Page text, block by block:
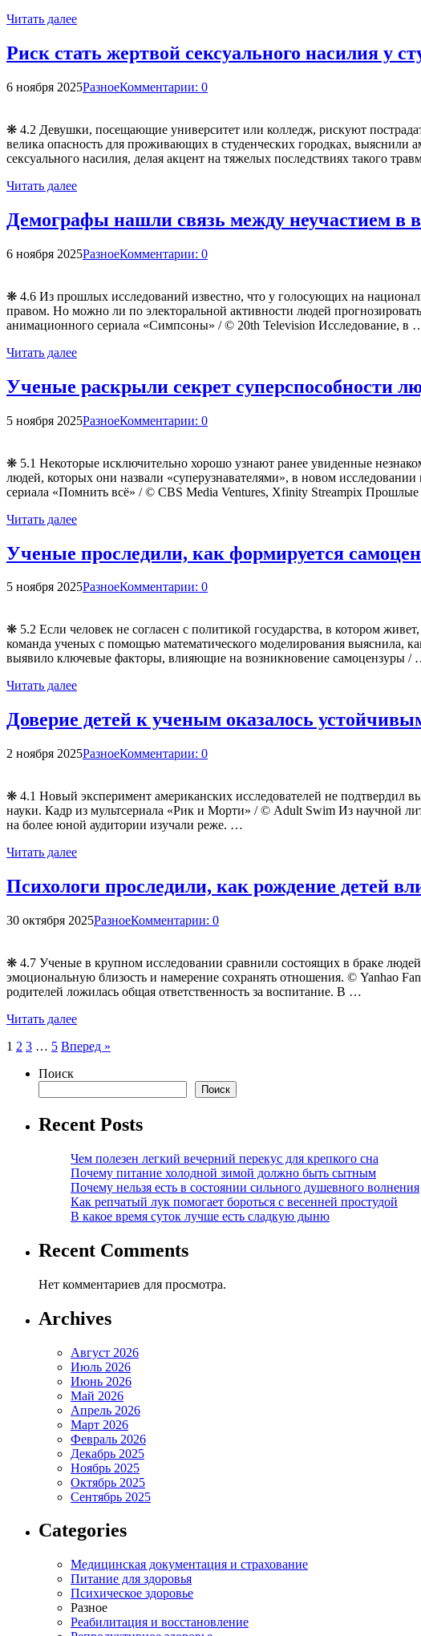
Читать далее
Риск стать жертвой сексуального насилия у
6 ноября 2025РазноеКомментарии: 0
❋ 4.2 Девушки, посещающие университет или колледж, рискуют
велика опасность для проживающих в студенческих городках,
сексуального насилия, делая акцент на тяжелых последствиях такого
Читать далее
Демографы нашли связь между неучастием
6 ноября 2025РазноеКомментарии: 0
❋ 4.6 Из прошлых исследований известно, что у голосующих на
правом. Но можно ли по электоральной активности людей
анимационного сериала «Симпсоны» / © 20th Television Исследование, в
Читать далее
Ученые раскрыли секрет суперспособности
5 ноября 2025РазноеКомментарии: 0
❋ 5.1 Некоторые исключительно хорошо узнают ранее увиденные
людей, которых они назвали «суперузнавателями», в новом
сериала «Помнить всё» / © CBS Media Ventures, Xfinity Streampix
Читать далее
Ученые проследили, как формируется
5 ноября 2025РазноеКомментарии: 0
❋ 5.2 Если человек не согласен с политикой государства, в котором
команда ученых с помощью математического моделирования выяснила,
выявило ключевые факторы, влияющие на возникновение самоцензуры /
Читать далее
Доверие детей к ученым оказалось
2 ноября 2025РазноеКомментарии: 0
❋ 4.1 Новый эксперимент американских исследователей не подтвердил
науки. Кадр из мультсериала «Рик и Морти» / © Adult Swim Из научной
на более юной аудитории изучали реже. …
Читать далее
Психологи проследили, как рождение детей
30 октября 2025РазноеКомментарии: 0
❋ 4.7 Ученые в крупном исследовании сравнили состоящих в браке
эмоциональную близость и намерение сохранять отношения. © Yanhao
родителей ложилась общая ответственность за воспитание. В …
Читать далее
Пагинация
записей
1 2 3 … 5 Вперед »
Поиск
Поиск
Recent Posts
Чем полезен легкий вечерний перекус для крепкого сна
Почему питание холодной зимой должно быть сытным
Почему нельзя есть в состоянии сильного душевного волнения
Как репчатый лук помогает бороться с весенней простудой
В какое время суток лучше есть сладкую дыню
Recent Comments
Нет комментариев для просмотра.
Archives
Август 2026
Июль 2026
Июнь 2026
Май 2026
Апрель 2026
Март 2026
Февраль 2026
Декабрь 2025
Ноябрь 2025
Октябрь 2025
Сентябрь 2025
Categories
Медицинская документация и страхование
Питание для здоровья
Психическое здоровье
Разное
Реабилитация и восстановление